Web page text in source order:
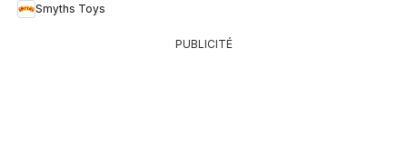
Smyths Toys
PUBLICITÉ